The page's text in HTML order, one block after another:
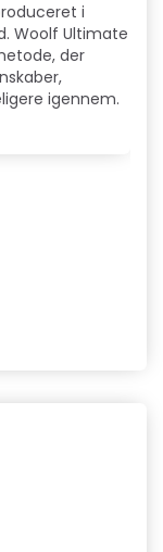
i
Woolf Ultimate
der
igennem.